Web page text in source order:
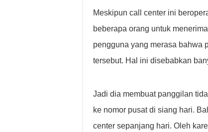
Meskipun call center ini
beberapa orang untuk
pengguna yang merasa bahwa
tersebut. Hal ini disebabkan
Jadi dia membuat panggilan
ke nomor pusat di siang hari.
center sepanjang hari. Oleh